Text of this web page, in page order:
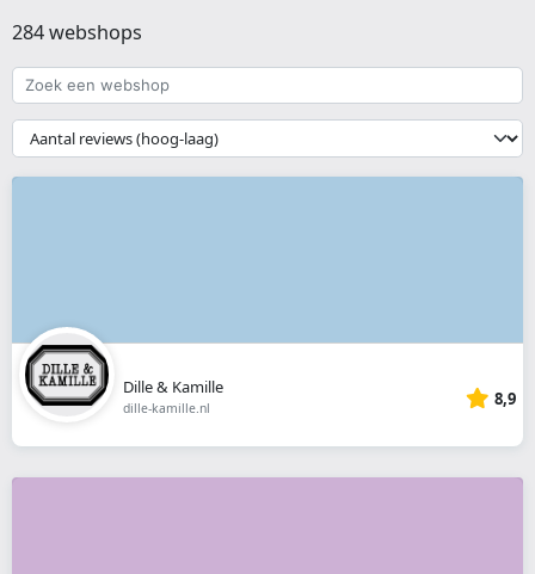
284 webshops
Zoek
een
webshop
{{
__('Sort')
}}
Dille & Kamille
dille-kamille.nl 8,9